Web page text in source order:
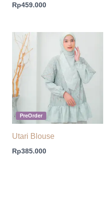
Rp459.000
PreOrder
Utari Blouse
Rp385.000